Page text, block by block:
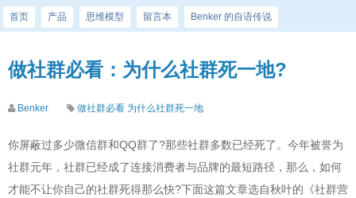
首页 产品 思维模型 留言本 Benker 的自语传说
做社群必看：为什么社群死一地?
Benker 做社群必看 为什么社群死一地
你屏蔽过多少微信群和QQ群了?那些社群多数已经死了。今年被誉为
社群元年，社群已经成了连接消费者与品牌的最短路径，那么，如何
才能不让你自己的社群死得那么快?下面这篇文章选自秋叶的《社群营